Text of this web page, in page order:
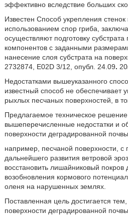
эффективно вследствие больших
Известен Способ укрепления стенок
использованием спор гриба,
осуществляют подготовку
компонентов с заданными
нанесение слоя субстрата на
2732874, E02D 3/12, опубл. 24.09.
Недостатками вышеуказанного
известный способ не обеспечивает
рыхлых песчаных поверхностей, в
Предлагаемое техническое решение
вышеперечисленные недостатки и
поверхности деградированной почвы,
например, песчаной поверхности,
дальнейшего развития ветровой
восстановить лишайниковый
возобновления кормового
оленя на нарушенных землях.
Поставленная цель достигается
поверхности деградированной